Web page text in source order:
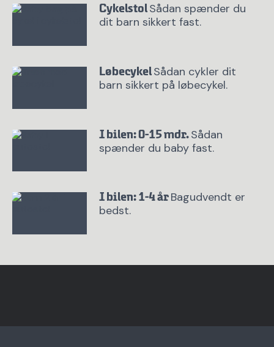
CykelstolSådan spænder du
dit barn sikkert fast.
LøbecykelSådan cykler dit
barn sikkert på løbecykel.
I bilen: 0-15 mdr.Sådan
spænder du baby fast.
I bilen: 1-4 årBagudvendt er
bedst.